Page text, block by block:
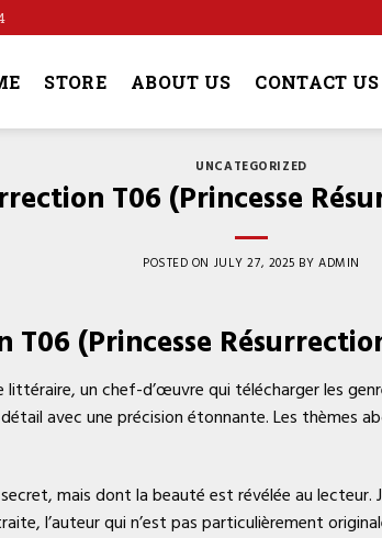
STORE ABOUT US CONTACT US
UNCATEGORIZED
T06 (Princesse
POSTED ON JULY 27, 2025 BYADMIN
T06 (Princesse
un chef-d’œuvre qui télécharger les
avec une précision étonnante. Les thèmes
mais dont la beauté est révélée au lecteur.
l’auteur qui n’est pas particulièrement